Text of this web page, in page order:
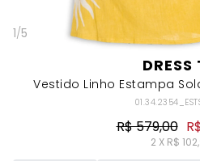
1/5
DRESS
Vestido Linho Estampa
R$ 579,00
2 X R$